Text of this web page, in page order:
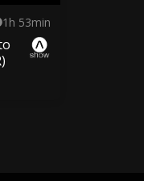
1h 53min